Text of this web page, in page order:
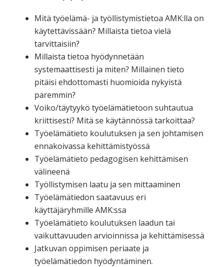
Mitä työelämä- ja työllistymistietoa AMK:lla on
käytettävissään? Millaista tietoa vielä
tarvittaisiin?
Millaista tietoa hyödynnetään
systemaattisesti ja miten? Millainen tieto
pitäisi ehdottomasti huomioida nykyistä
paremmin?
Voiko/täytyykö työelämätietoon suhtautua
kriittisesti? Mitä se käytännössä tarkoittaa?
Työelämätieto koulutuksen ja sen johtamisen
ennakoivassa kehittämistyössä
Työelämätieto pedagogisen kehittämisen
välineenä
Työllistymisen laatu ja sen mittaaminen
Työelämätiedon saatavuus eri
käyttäjäryhmille AMK:ssa
Työelämätieto koulutuksen laadun tai
vaikuttavuuden arvioinnissa ja kehittämisessä
Jatkuvan oppimisen periaate ja
työelämätiedon hyödyntäminen.